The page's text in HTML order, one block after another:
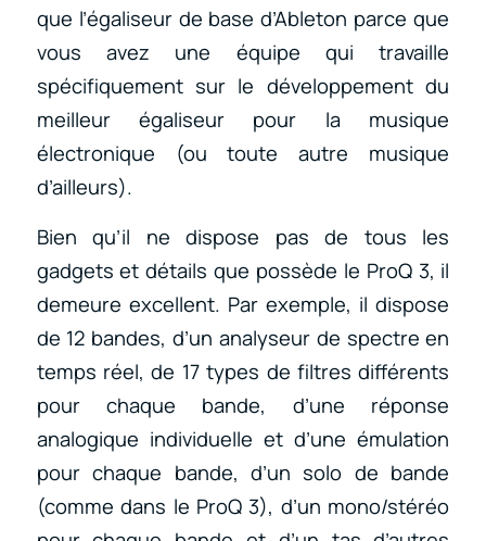
que l’égaliseur de base d’Ableton parce que
vous avez une équipe qui travaille
spécifiquement sur le développement du
meilleur égaliseur pour la musique
électronique (ou toute autre musique
d’ailleurs).
Bien qu’il ne dispose pas de tous les
gadgets et détails que possède le ProQ 3, il
demeure excellent. Par exemple, il dispose
de 12 bandes, d’un analyseur de spectre en
temps réel, de 17 types de filtres différents
pour chaque bande, d’une réponse
analogique individuelle et d’une émulation
pour chaque bande, d’un solo de bande
(comme dans le ProQ 3), d’un mono/stéréo